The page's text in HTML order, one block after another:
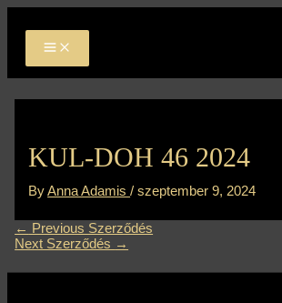
Skip
KUL-DOH 46 2024
ByAnna Adamis/szeptember 9, 2024
Bejegyzés
← Previous Szerződés
Next Szerződés →